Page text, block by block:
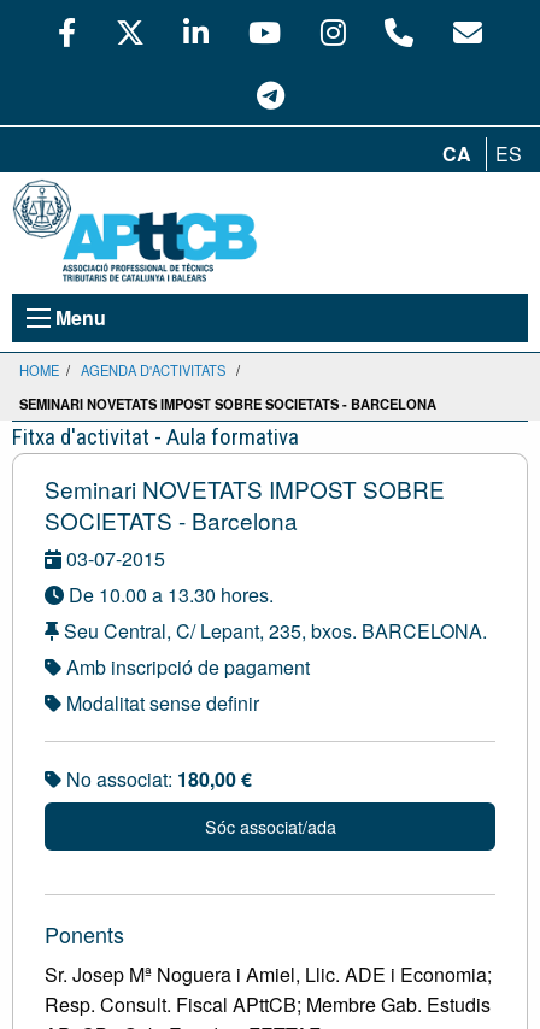
CA ES
Menu
HOME / AGENDA D'ACTIVITATS /
SEMINARI NOVETATS IMPOST SOBRE SOCIETATS - BARCELONA
Fitxa d'activitat - Aula formativa
Seminari NOVETATS IMPOST SOBRE
SOCIETATS - Barcelona
03-07-2015
De 10.00 a 13.30 hores.
Seu Central, C/ Lepant, 235, bxos. BARCELONA.
Amb inscripció de pagament
Modalitat sense definir
No associat: 180,00 €
Sóc associat/ada
Ponents
Sr. Josep Mª Noguera i Amiel, Llic. ADE i Economia;
Resp. Consult. Fiscal APttCB; Membre Gab. Estudis